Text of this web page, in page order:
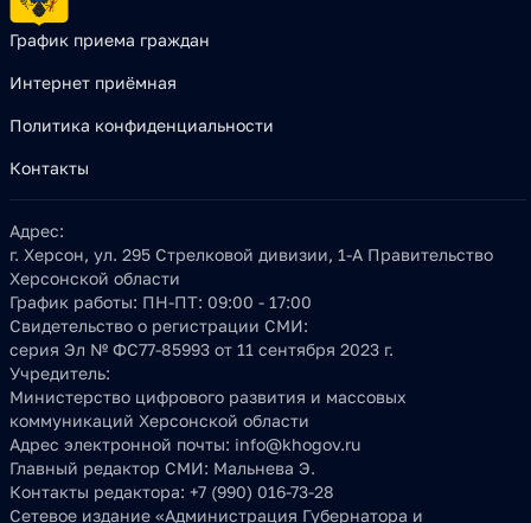
График приема граждан
Интернет приёмная
Политика конфиденциальности
Контакты
Адрес:
г. Херсон, ул. 295 Стрелковой дивизии, 1-А Правительство
Херсонской области
График работы: ПН-ПТ: 09:00 - 17:00
Свидетельство о регистрации СМИ:
серия Эл № ФС77-85993 от 11 сентября 2023 г.
Учредитель:
Министерство цифрового развития и массовых
коммуникаций Херсонской области
Адрес электронной почты: info@khogov.ru
Главный редактор СМИ: Мальнева Э.
Контакты редактора: +7 (990) 016-73-28
Сетевое издание «Администрация Губернатора и